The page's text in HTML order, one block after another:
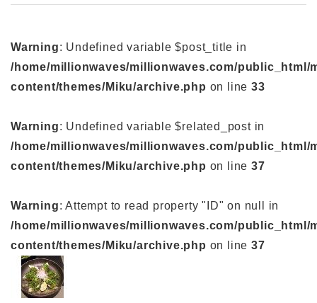
Warning: Undefined variable $post_title in
/home/millionwaves/millionwaves.com/public_html/
content/themes/Miku/archive.php on line33
Warning: Undefined variable $related_post in
/home/millionwaves/millionwaves.com/public_html/
content/themes/Miku/archive.php on line37
Warning: Attempt to read property "ID" on null in
/home/millionwaves/millionwaves.com/public_html/
content/themes/Miku/archive.php on line37